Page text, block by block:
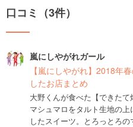
口コミ（3件）
嵐にしやがれガール
【嵐にしやがれ】2018年
したお店まとめ
大野くんが食べた【できたて
マシュマロをタルト生地の
したスイーツ。とろっとろの